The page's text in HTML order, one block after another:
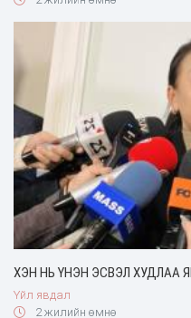
ХЭН НЬ ҮНЭН ЭСВЭЛ ХУДЛАА
Үйл явдал
2 жилийн өмнө